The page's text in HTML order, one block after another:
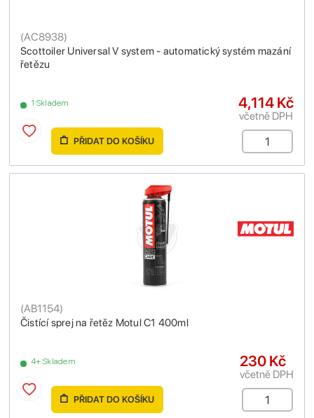
Scottoiler Universal V system - automatický systém mazání
řetězu
(AC8938)
1 Skladem 4,114 Kč
včetně DPH
PŘIDAT DO KOŠÍKU
Čistící sprej na řetěz Motul C1 400ml
(AB1154)
4+ Skladem 230 Kč
včetně DPH
PŘIDAT DO KOŠÍKU